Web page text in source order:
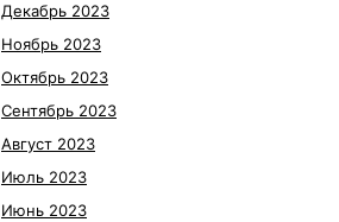
Декабрь 2023
Ноябрь 2023
Октябрь 2023
Сентябрь 2023
Август 2023
Июль 2023
Июнь 2023